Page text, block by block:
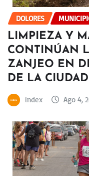
DOLORES
LIMPIEZA Y
CONTINÚAN
ZANJEO EN
DE LA CIUDAD
index Ago 4,